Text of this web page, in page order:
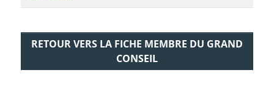
RETOUR VERS LA FICHE MEMBRE DU GRAND
CONSEIL